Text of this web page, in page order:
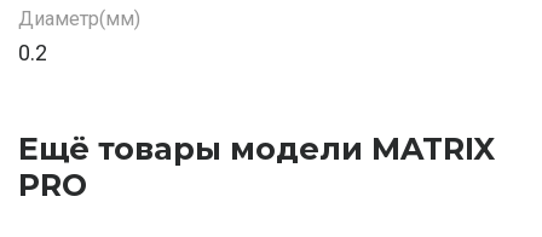
Диаметр(мм)
0.2
Ещё товары модели MATRIX
PRO